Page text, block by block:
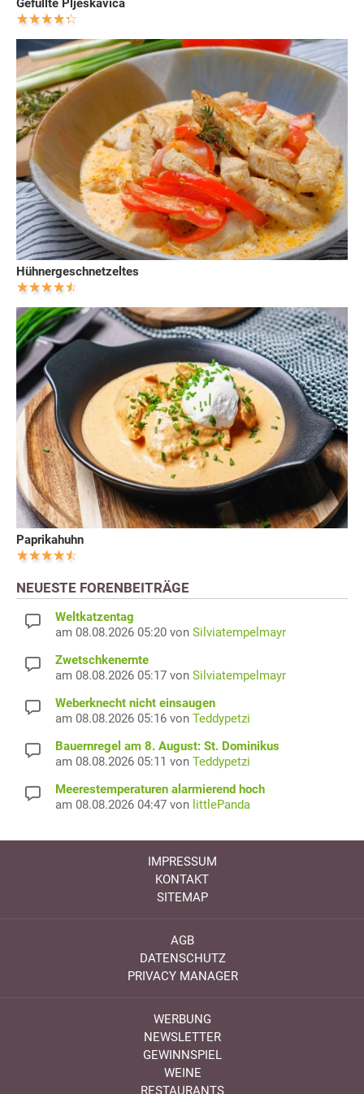
Gefüllte Pljeskavica
Hühnergeschnetzeltes
Paprikahuhn
NEUESTE FORENBEITRÄGE
Weltkatzentag
am 08.08.2026 05:20 von Silviatempelmayr
Zwetschkenernte
am 08.08.2026 05:17 von Silviatempelmayr
Weberknecht nicht einsaugen
am 08.08.2026 05:16 von Teddypetzi
Bauernregel am 8. August: St. Dominikus
am 08.08.2026 05:11 von Teddypetzi
Meerestemperaturen alarmierend hoch
am 08.08.2026 04:47 von littlePanda
IMPRESSUM
KONTAKT
SITEMAP
AGB
DATENSCHUTZ
PRIVACY MANAGER
WERBUNG
NEWSLETTER
GEWINNSPIEL
WEINE
RESTAURANTS